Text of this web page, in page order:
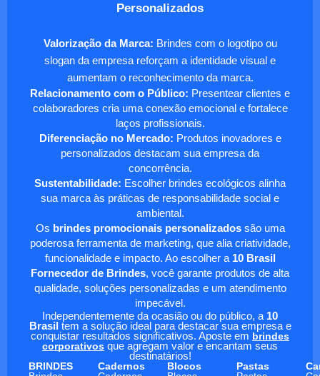
Personalizados
Valorização da Marca: Brindes com o logotipo ou
slogan da empresa reforçam a identidade visual e
aumentam o reconhecimento da marca.
Relacionamento com o Público: Presentear clientes e
colaboradores cria uma conexão emocional e fortalece
laços profissionais.
Diferenciação no Mercado: Produtos inovadores e
personalizados destacam sua empresa da
concorrência.
Sustentabilidade: Escolher brindes ecológicos alinha
sua marca às práticas de responsabilidade social e
ambiental.
Os brindes promocionais personalizadossão uma
poderosa ferramenta de marketing, que alia criatividade,
funcionalidade e impacto. Ao escolher a 10 Brasil
Fornecedor de Brindes, você garante produtos de alta
qualidade, soluções personalizadas e um atendimento
impecável.
Independentemente da ocasião ou do público, a 10
Brasil tem a solução ideal para destacar sua empresa e
conquistar resultados significativos. Aposte em brindes
corporativos que agregam valor e encantam seus
destinatários!
BRINDES
Cadernos Blocos Pastas